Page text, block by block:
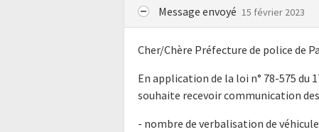
Message envoyé 15 février 2023
Cher/Chère Préfecture de police de
En application de la loi n° 78-575
souhaite recevoir communication
- nombre de verbalisation de